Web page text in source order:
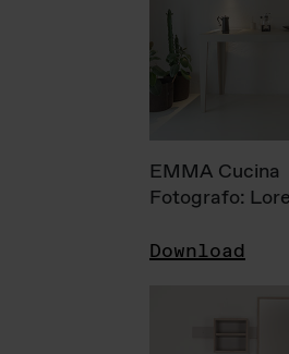
EMMA Cucina
Fotografo:
Download